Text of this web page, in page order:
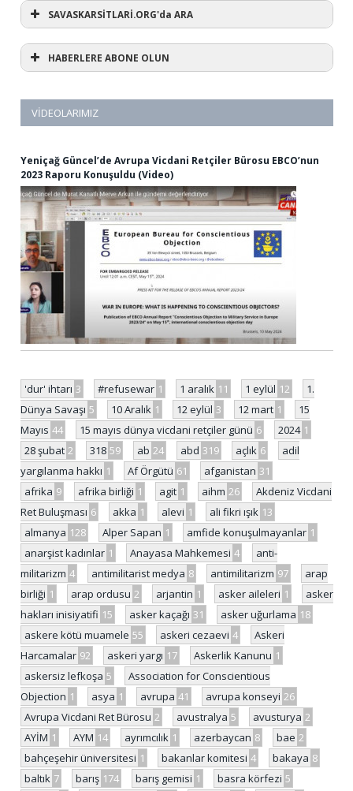
SAVASKARSİTLARİ.ORG'da ARA
HABERLERE ABONE OLUN
VIDEOLARIMIZ
Yeniçağ Güncel’de Avrupa Vicdani Retçiler Bürosu EBCO’nun
2023 Raporu Konuşuldu (Video)
'dur' ihtarı 3 #refusewar 1 1 aralık 11 1 eylül 12
1.
Dünya Savaşı 5 10 Aralık 1 12 eylül 3 12 mart 1
15
Mayıs 44 15 mayıs dünya vicdani retçiler günü 6 2024 1
28 şubat 2 318 59 ab 24 abd 319 açlık 6
adil
yargılanma hakkı 1 Af Örgütü 61 afganistan 31
afrika 9 afrika birliği 1 agit 1 aihm 26
Akdeniz Vicdani
Ret Buluşması 6 akka 1 alevi 1 ali fikri ışık 13
almanya 128 Alper Sapan 1 amfide konuşulmayanlar 1
anarşist kadınlar 1 Anayasa Mahkemesi 4
anti-
militarizm 4 antimilitarist medya 8 antimilitarizm 97
arap
birliği 1 arap ordusu 2 arjantin 1 asker aileleri 1
asker
hakları inisiyatifi 15 asker kaçağı 31 asker uğurlama 18
askere kötü muamele 55 askeri cezaevi 4
Askeri
Harcamalar 92 askeri yargı 17 Askerlik Kanunu 1
askersiz lefkoşa 5
Association for Conscientious
Objection 1 asya 1 avrupa 41 avrupa konseyi 26
Avrupa Vicdani Ret Bürosu 2 avustralya 5 avusturya 2
AYİM 1 AYM 14 ayrımcılık 1 azerbaycan 8 bae 2
bahçeşehir üniversitesi 1 bakanlar komitesi 4 bakaya 8
baltık 7 barış 174 barış gemisi 1 basra körfezi 5